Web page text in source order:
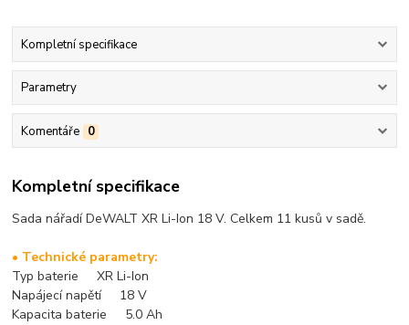
Kompletní specifikace
Parametry
Komentáře 0
Kompletní specifikace
Sada nářadí DeWALT XR Li-Ion 18 V. Celkem 11 kusů v sadě.
• Technické parametry:
Typ baterie XR Li-Ion
Napájecí napětí 18 V
Kapacita baterie 5.0 Ah